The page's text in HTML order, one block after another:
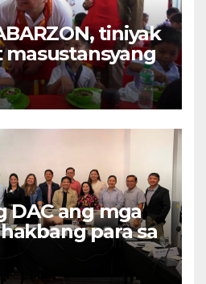
tiniyak
Based
DAC ang mga
para sa
unlad ng